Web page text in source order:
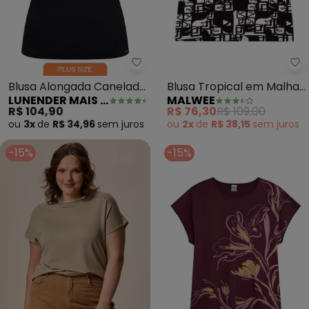
Lunender Mais Mulher - Blusa
Blusa Alongada Canelada
Plus Size (Preto) LUNENDER MAIS MULHER
R$ 104,90
ou 3x de R$ 34,96 sem juros
Blusa Tropical em Malha
Viscose Plus(Preto)
MALWEE
R$ 76,30R$ 109,00
ou 2x de R$ 38,15 sem juros
-15% -15%